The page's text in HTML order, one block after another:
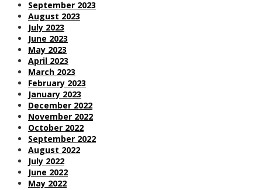
September 2023
August 2023
July 2023
June 2023
May 2023
April 2023
March 2023
February 2023
January 2023
December 2022
November 2022
October 2022
September 2022
August 2022
July 2022
June 2022
May 2022